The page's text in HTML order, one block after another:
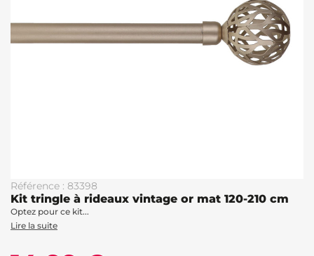
Référence : 83398
Kit tringle à rideaux vintage or mat 120-210 cm
Optez pour ce kit...
Lire la suite